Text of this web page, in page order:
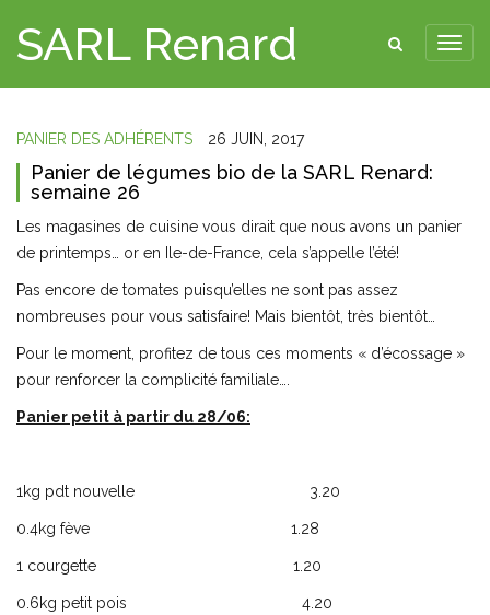
SARL Renard
PANIER DES ADHÉRENTS 26 JUIN, 2017
Panier de légumes bio de la SARL Renard:
semaine 26
Les magasines de cuisine vous dirait que nous avons un panier
de printemps… or en Ile-de-France, cela s’appelle l’été!
Pas encore de tomates puisqu’elles ne sont pas assez
nombreuses pour vous satisfaire! Mais bientôt, très bientôt…
Pour le moment, profitez de tous ces moments « d’écossage »
pour renforcer la complicité familiale….
Panier petit à partir du 28/06:
1kg pdt nouvelle 3.20
0.4kg fève 1.28
1 courgette 1.20
0.6kg petit pois 4.20